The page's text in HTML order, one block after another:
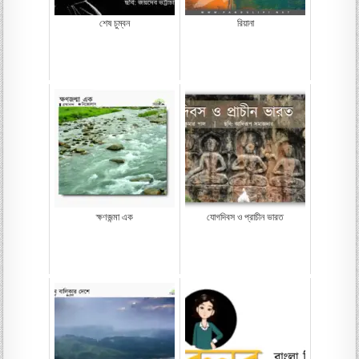
শেষ চুম্বন রিয়ানা
ক্ষণজন্মা এক যোগদিবস ও প্রাচীন ভারত